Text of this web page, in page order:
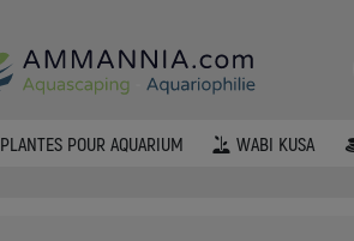
PLANTES POUR AQUARIUM WABI KUSA